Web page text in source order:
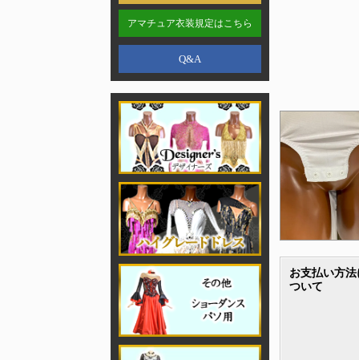
アマチュア衣装規定はこちら
Q&A
お支払い方法
ついて